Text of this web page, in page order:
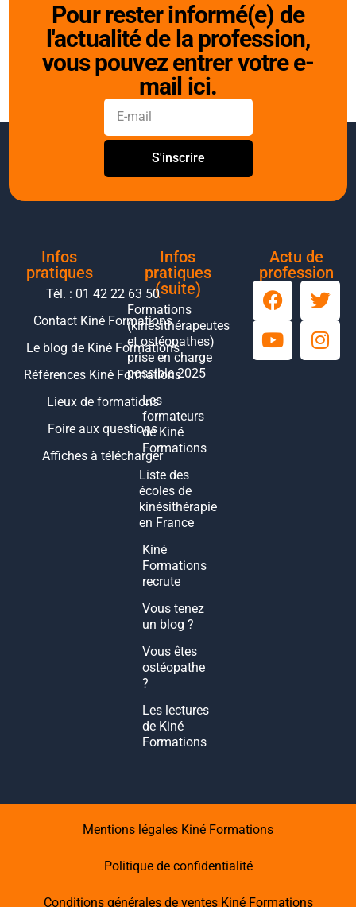
Pour rester informé(e) de
l'actualité de la profession,
vous pouvez entrer votre e-
mail ici.
S'inscrire
Infos
pratiques
Tél. : 01 42 22 63 50
Contact Kiné Formations
Le blog de Kiné Formations
Références Kiné Formations
Lieux de formations
Foire aux questions
Affiches à télécharger
Infos
pratiques
(suite)
Formations
(kinésithérapeutes
et ostéopathes)
prise en charge
possible 2025
Les
formateurs
de Kiné
Formations
Liste des
écoles de
kinésithérapie
en France
Kiné
Formations
recrute
Vous tenez
un blog ?
Vous êtes
ostéopathe
?
Les lectures
de Kiné
Formations
Actu de
profession
Mentions légales Kiné Formations
Politique de confidentialité
Conditions générales de ventes Kiné Formations